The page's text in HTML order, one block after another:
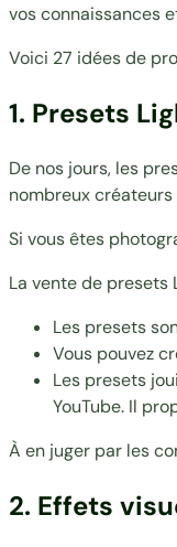
vos connaissances
Voici 27 idées de
1. Presets
De nos jours, les
nombreux
Si vous êtes
La vente de presets
Les presets
Vous pouvez
Les presets
YouTube. Il
À en juger par les
2. Effets